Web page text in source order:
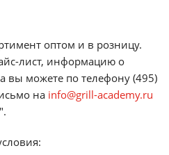
оптом и в розницу.
лист, информацию о
вы можете по телефону (495)
на info@grill-academy.ru